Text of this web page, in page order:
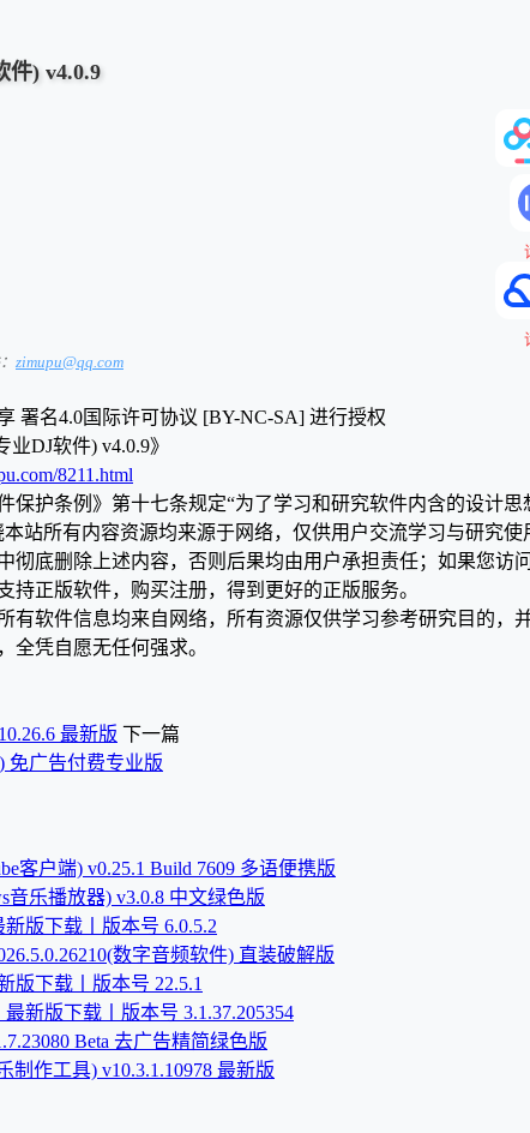
件) v4.0.9
zimupu@qq.com
署名4.0国际许可协议 [BY-NC-SA] 进行授权
业DJ软件) v4.0.9》
8211.html
保护条例》第十七条规定“为了学习和研究软件内含的设计
站所有内容资源均来源于网络，仅供用户交流学习与研究
彻底删除上述内容，否则后果均由用户承担责任；如果您
持正版软件，购买注册，得到更好的正版服务。
有软件信息均来自网络，所有资源仅供学习参考研究目的
全凭自愿无任何强求。
最新版 下一篇
免广告付费专业版
客户端) v0.25.1 Build 7609 多语便携版
音乐播放器) v3.0.8 中文绿色版
版下载丨版本号 6.0.5.2
数字音频软件) 直装破解版
版下载丨版本号 22.5.1
新版下载丨版本号 3.1.37.205354
Beta 去广告精简绿色版
制作工具) v10.3.1.10978 最新版